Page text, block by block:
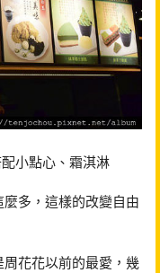
小點心、霜淇淋
多，這樣的改變自由
花花以前的最愛，幾